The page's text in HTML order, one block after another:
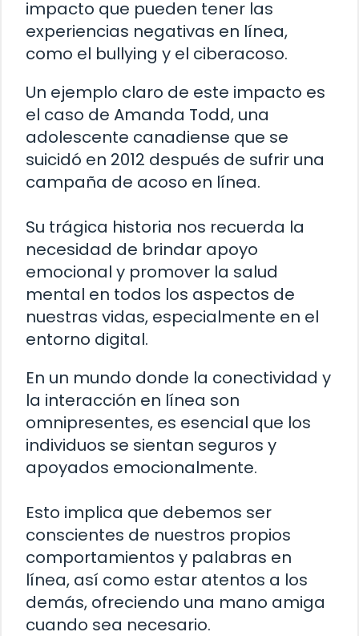
impacto que pueden tener las
experiencias negativas en línea,
como el bullying y el ciberacoso.
Un ejemplo claro de este impacto es
el caso de Amanda Todd, una
adolescente canadiense que se
suicidó en 2012 después de sufrir una
campaña de acoso en línea.
Su trágica historia nos recuerda la
necesidad de brindar apoyo
emocional y promover la salud
mental en todos los aspectos de
nuestras vidas, especialmente en el
entorno digital.
En un mundo donde la conectividad y
la interacción en línea son
omnipresentes, es esencial que los
individuos se sientan seguros y
apoyados emocionalmente.
Esto implica que debemos ser
conscientes de nuestros propios
comportamientos y palabras en
línea, así como estar atentos a los
demás, ofreciendo una mano amiga
cuando sea necesario.